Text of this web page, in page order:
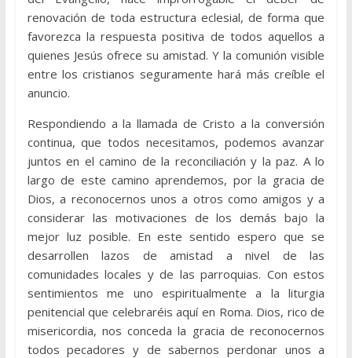
renovación de toda estructura eclesial, de forma que
favorezca la respuesta positiva de todos aquellos a
quienes Jesús ofrece su amistad. Y la comunión visible
entre los cristianos seguramente hará más creíble el
anuncio.
Respondiendo a la llamada de Cristo a la conversión
continua, que todos necesitamos, podemos avanzar
juntos en el camino de la reconciliación y la paz. A lo
largo de este camino aprendemos, por la gracia de
Dios, a reconocernos unos a otros como amigos y a
considerar las motivaciones de los demás bajo la
mejor luz posible. En este sentido espero que se
desarrollen lazos de amistad a nivel de las
comunidades locales y de las parroquias. Con estos
sentimientos me uno espiritualmente a la liturgia
penitencial que celebraréis aquí en Roma. Dios, rico de
misericordia, nos conceda la gracia de reconocernos
todos pecadores y de sabernos perdonar unos a